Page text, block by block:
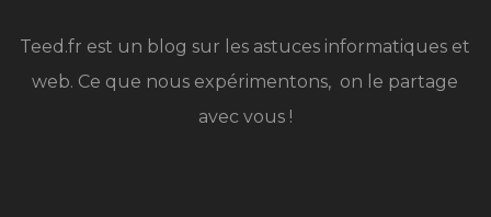
Teed.fr est un blog sur les astuces informatiques et
web. Ce que nous expérimentons, on le partage
avec vous !